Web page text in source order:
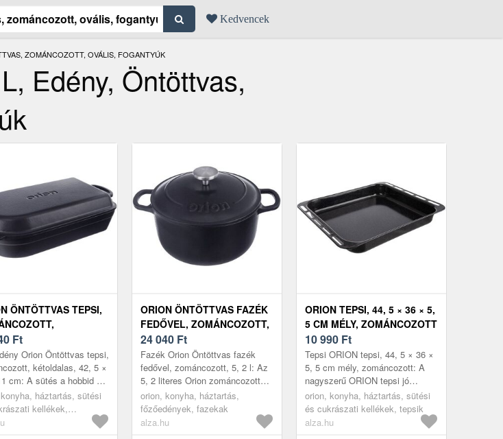
Kedvencek
ZOMÁNCOZOTT, OVÁLIS, FOGANTYÚK
Edény, Öntöttvas,
ÖNTÖTTVAS TEPSI,
42, 5 × 22 ×
Ft
Orion Öntöttvas tepsi,
kétoldalas, 42, 5 ×
cm: A sütés a hobbid és
egy új sütőedényt?
öntö...
háztartás, sütési
kellékek,
ORION ÖNTÖTTVAS FAZÉK
FEDŐVEL, ZOMÁNCOZOTT,
5, 2 L
24 040 Ft
Fazék Orion Öntöttvas fazék
fedővel, zománcozott, 5, 2 l: Az
5, 2 literes Orion zománcozott
öntöttvas edény tökéletes
választás különféle ételek el...
orion, konyha, háztartás,
főzőedények, fazekak
alza.hu
ORION TEPSI, 44, 5 × 36 × 5,
5 CM MÉLY, ZOMÁNCOZOTT
10 990 Ft
Tepsi ORION tepsi, 44, 5 × 36 ×
5, 5 cm mély, zománcozott: A
nagyszerű ORION tepsi jó
szolgálatot tesz minden
háztartásban. A magasabb
peremű, sütő...
orion, konyha, háztartás, sütési
és cukrászati kellékek, tepsik
alza.hu